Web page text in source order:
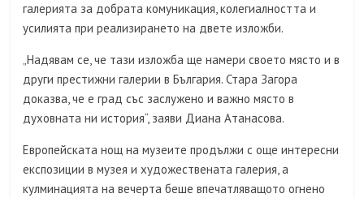
галерията за добрата комуникация, колегиалността и
усилията при реализирането на двете изложби.
„Надявам се, че тази изложба ще намери своето място и в
други престижни галерии в България. Стара Загора
доказва, че е град със заслужено и важно място в
духовната ни история“, заяви Диана Атанасова.
Европейската нощ на музеите продължи с още интересни
експозиции в музея и художествената галерия, а
кулминацията на вечерта беше впечатляващото огнено